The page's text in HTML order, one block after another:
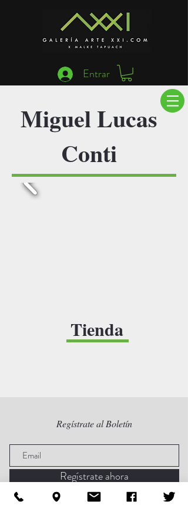
Entrar
Miguel Lucas
Conti
Tienda
Regístrate al Boletín
Regístrate ahora